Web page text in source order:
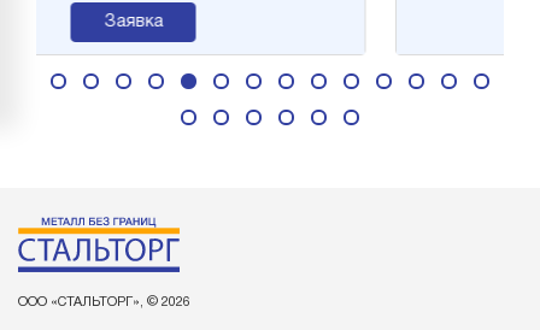
ООО «СТАЛЬТОРГ», © 2026